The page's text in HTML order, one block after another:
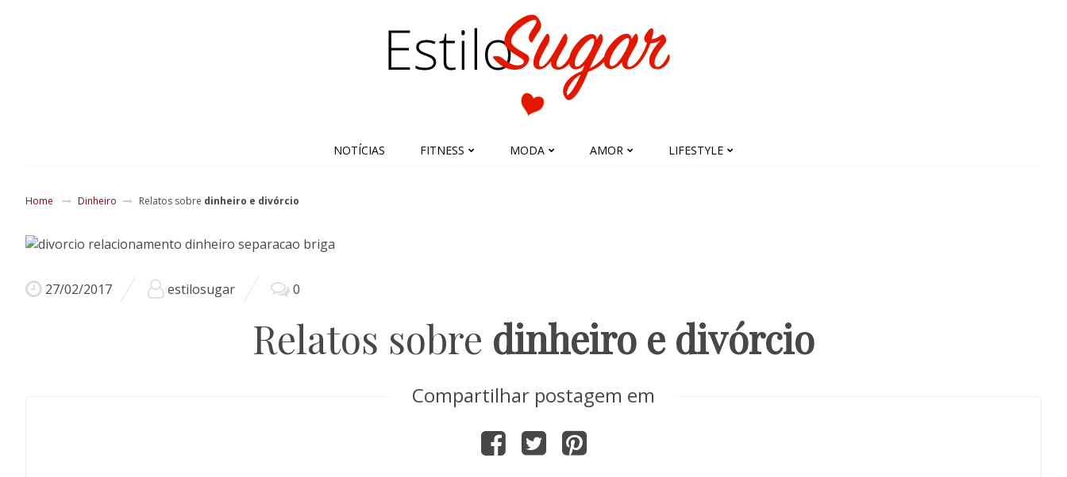
NOTÍCIAS FITNESS MODA AMOR LIFESTYLE
Home Dinheiro Relatos sobre dinheiro e divórcio
27/02/2017 estilosugar 0
Relatos sobre dinheiro e divórcio
Compartilhar postagem em